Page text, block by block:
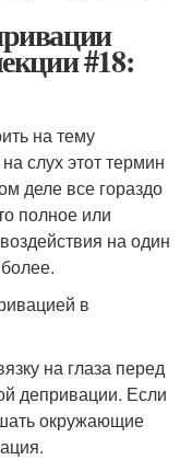
#18:
на тему
слух этот термин
деле все гораздо
полное или
на один
в
на глаза перед
депривации. Если
окружающие